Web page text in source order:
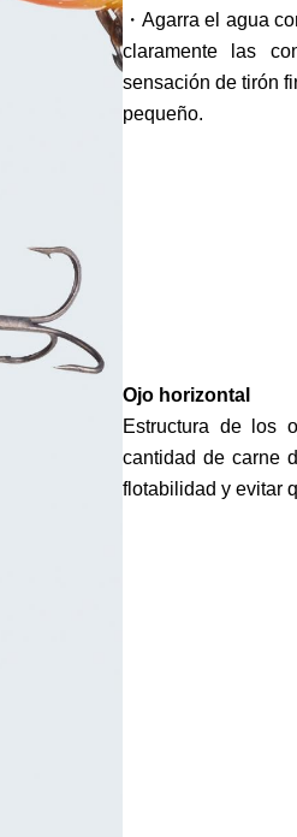
・Agarra el agua
claramente las
sensación de tirón
pequeño.
Ojo horizontal
Estructura de los
cantidad de carne
flotabilidad y evitar